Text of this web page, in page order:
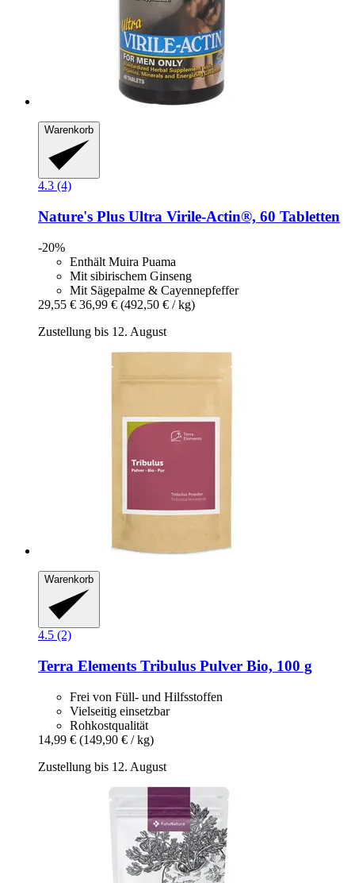
Warenkorb
4.3 (4)
Nature's Plus Ultra Virile-​Actin®, 60 Tabletten
-20%
Enthält Muira Puama
Mit sibirischem Ginseng
Mit Sägepalme & Cayennepfeffer
29,55 € 36,99 € (492,50 € / kg)
Zustellung bis 12. August
Warenkorb
4.5 (2)
Terra Elements Tribulus Pulver Bio, 100 g
Frei von Füll- und Hilfsstoffen
Vielseitig einsetzbar
Rohkostqualität
14,99 € (149,90 € / kg)
Zustellung bis 12. August